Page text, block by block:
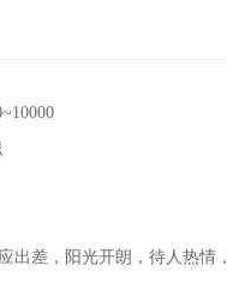
出差，阳光开朗，待人热情，